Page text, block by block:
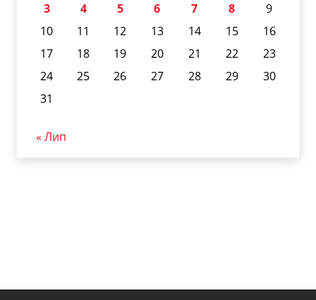
3
4 5 6 7 8
9
10
11 12 13 14 15
16
17
18 19 20 21 22
23
24
25 26 27 28 29
30
31
« Лип